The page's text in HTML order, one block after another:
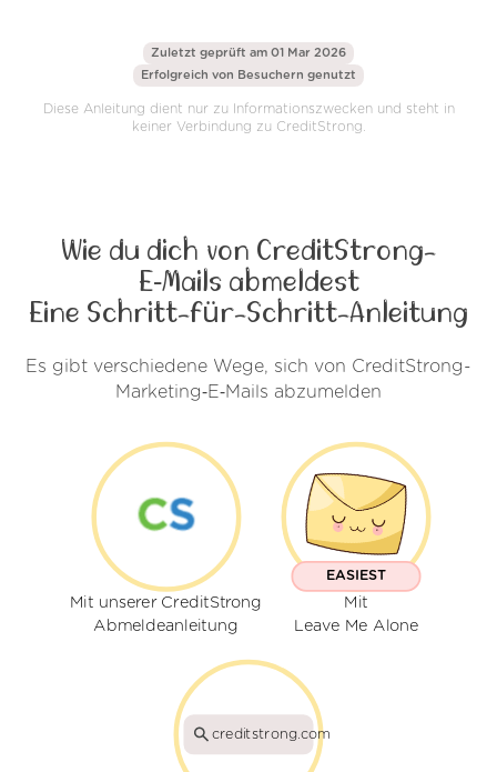
Zuletzt geprüft am 01 Mar 2026
Erfolgreich von Besuchern genutzt
Diese Anleitung dient nur zu Informationszwecken und steht in
keiner Verbindung zu CreditStrong.
Wie du dich von CreditStrong-
E‑Mails abmeldest
Eine Schritt-für-Schritt-Anleitung
Es gibt verschiedene Wege, sich von CreditStrong-
Marketing‑E‑Mails abzumelden
Mit unserer CreditStrong
Abmeldeanleitung
EASIEST
Mit
Leave Me Alone
creditstrong.com